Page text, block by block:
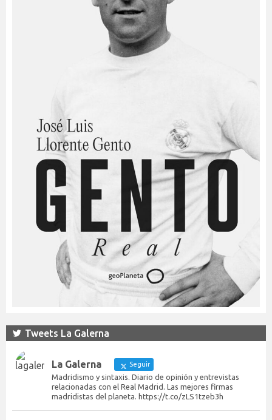
Tweets La Galerna
La Galerna Seguir
Madridismo y sintaxis. Diario de opinión y entrevistas
relacionadas con el Real Madrid. Las mejores firmas
madridistas del planeta. https://t.co/zLS1tzeb3h